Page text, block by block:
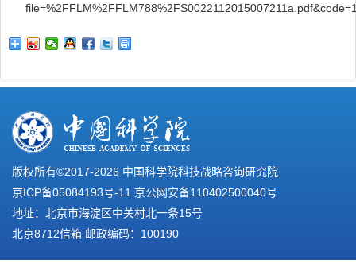
版权所有©2017-2026 中国科学院科技战略咨询研究院
京ICP备05084193号-11 京公网安备110402500040号
地址：北京市海淀区中关村北一条15号
北京8712信箱 邮政编码：100190